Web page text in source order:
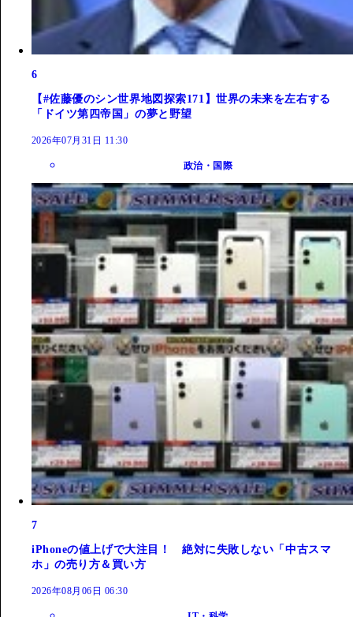
6
【#佐藤優のシン世界地図探索171】世界の未来を左右する
「ドイツ第四帝国」の夢と野望
2026年07月31日 11:30
政治・国際
7
iPhoneの値上げで大注目！ 絶対に失敗しない「中古スマ
ホ」の売り方＆買い方
2026年08月06日 06:30